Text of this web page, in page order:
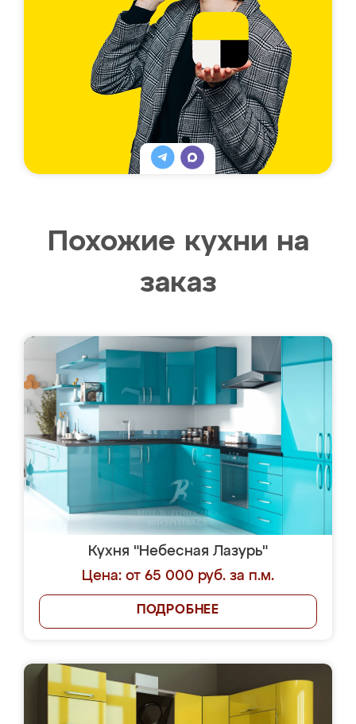
Похожие кухни на
заказ
Кухня "Небесная Лазурь"
Цена: от 65 000 руб. за п.м.
ПОДРОБНЕЕ